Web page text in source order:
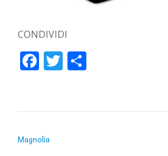
CONDIVIDI
FacebookTwitter
Magnolia